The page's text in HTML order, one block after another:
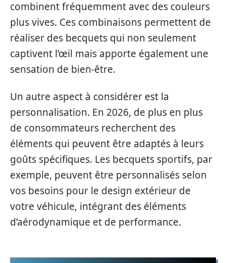
combinent fréquemment avec des couleurs
plus vives. Ces combinaisons permettent de
réaliser des becquets qui non seulement
captivent l’œil mais apporte également une
sensation de bien-être.
Un autre aspect à considérer est la
personnalisation. En 2026, de plus en plus
de consommateurs recherchent des
éléments qui peuvent être adaptés à leurs
goûts spécifiques. Les becquets sportifs, par
exemple, peuvent être personnalisés selon
vos besoins pour le design extérieur de
votre véhicule, intégrant des éléments
d’aérodynamique et de performance.